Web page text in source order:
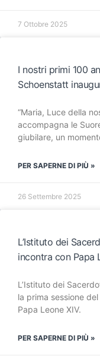
7 Ottobre 2025
I nostri primi 100
Schoenstatt
“Maria, Luce della
accompagna le
giubilare, un
PER SAPERNE DI PIÙ »
26 Settembre 2025
L’Istituto dei
incontra con Papa
L’Istituto dei
la prima sessione
Papa Leone XIV.
PER SAPERNE DI PIÙ »